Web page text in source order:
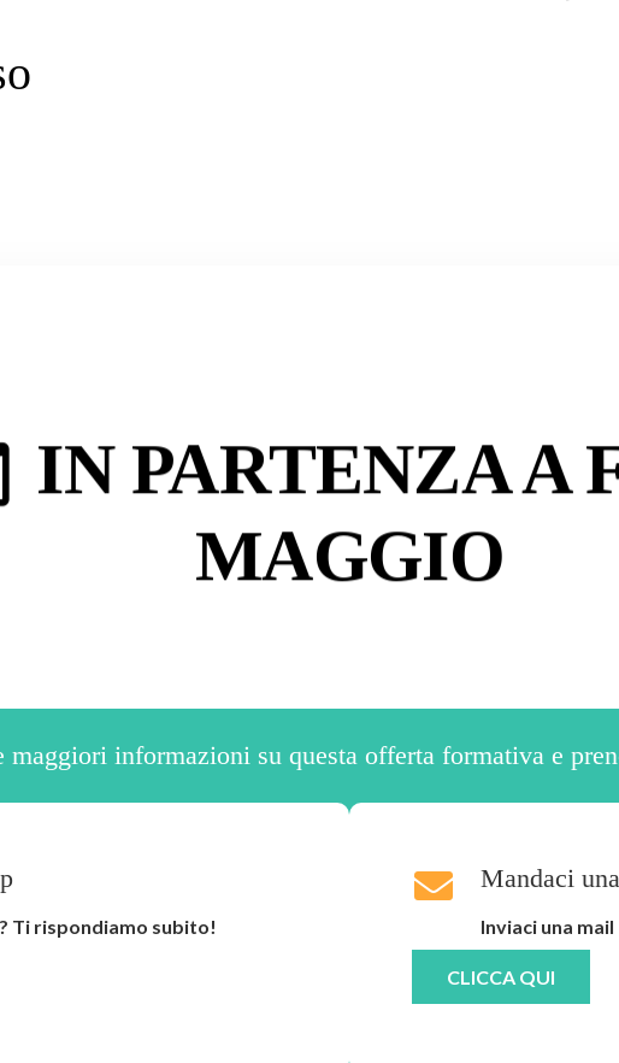
IN PARTENZA A
MAGGIO
maggiori informazioni su questa offerta formativa e
Ti rispondiamo subito!
Mandaci
Inviaci una
CLICCA QUI